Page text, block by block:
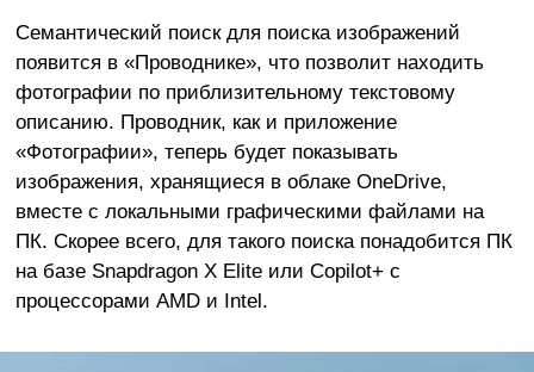
Семантический поиск для поиска изображений
появится в «Проводнике», что позволит находить
фотографии по приблизительному текстовому
описанию. Проводник, как и приложение
«Фотографии», теперь будет показывать
изображения, хранящиеся в облаке OneDrive,
вместе с локальными графическими файлами на
ПК. Скорее всего, для такого поиска понадобится ПК
на базе Snapdragon X Elite или Copilot+ с
процессорами AMD и Intel.